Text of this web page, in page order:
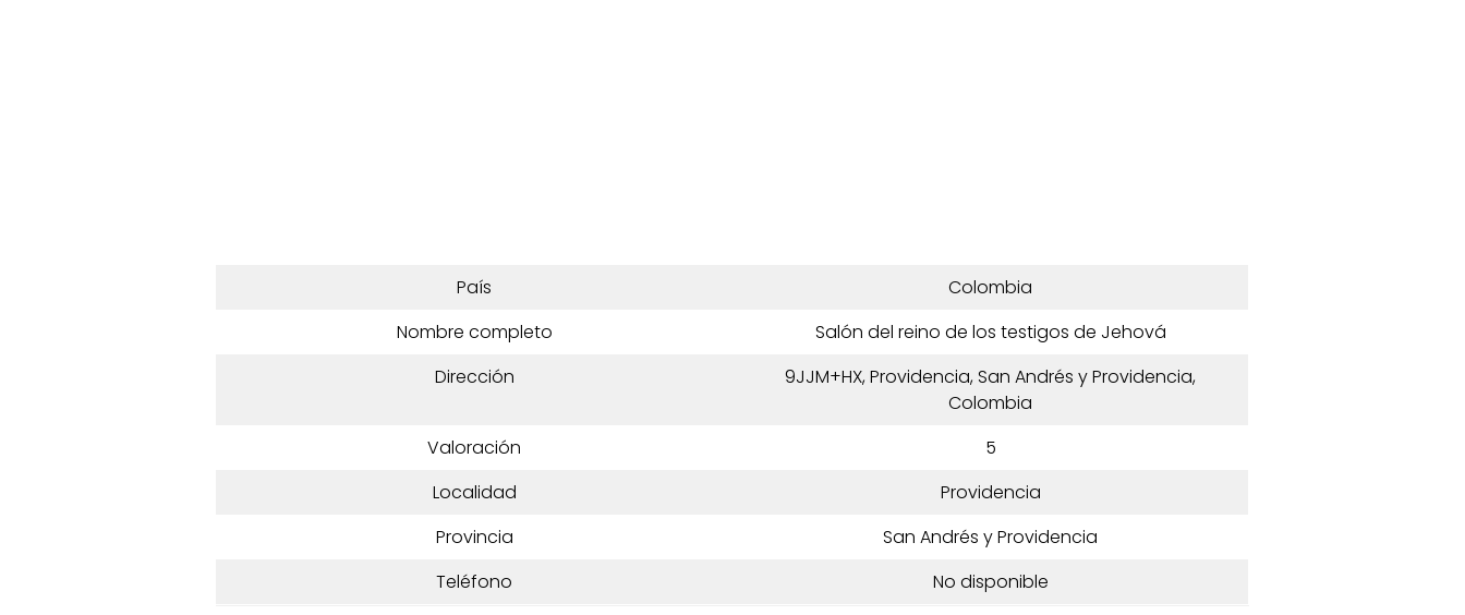
País
Colombia
Nombre completo
Salón del reino de los testigos de Jehová
Dirección
9JJM+HX, Providencia, San Andrés y Providencia,
Colombia
Valoración
5
Localidad
Providencia
Provincia
San Andrés y Providencia
Teléfono
No disponible